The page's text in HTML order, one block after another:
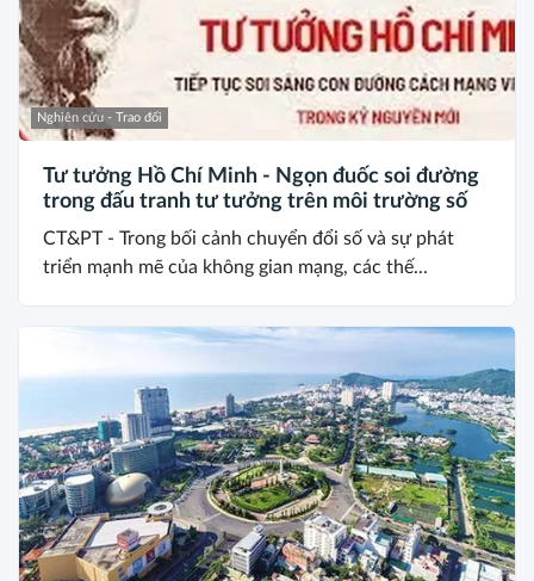
Nghiên cứu - Trao đổi
Tư tưởng Hồ Chí Minh - Ngọn đuốc soi đường
trong đấu tranh tư tưởng trên môi trường số
CT&PT - Trong bối cảnh chuyển đổi số và sự phát
triển mạnh mẽ của không gian mạng, các thế...